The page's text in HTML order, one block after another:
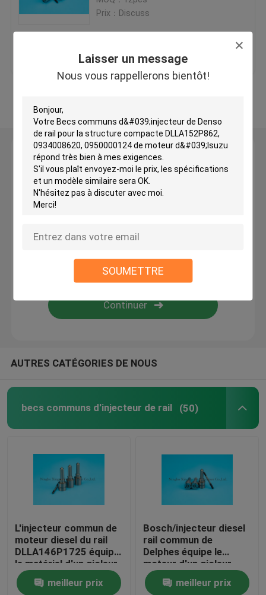
Laisser un message
Nous vous rappellerons bientôt!
SOUMETTRE
Becs d'injecteur de Delphes
Becs d'injecteur de Zexel
becs diesel d'injecteur
Bec d'injecteur de carburant
injecteur commun de rail
Prix：Discuss
Laisser un message
Nous vous rappellerons bientôt!
AUTRES CATÉGORIES DE NOUS
becs communs d'injecteur de rail (50)
L'injecteur commun de
moteur diesel du rail
DLLA146P1725 équipe
le matériel d'un gicleur
en acier à grande
vitesse meilleur prix
Bosch/injecteur diesel
rail commun de
Delphes équipe le
moteur d'un gicleur
assorti JMC4JB1
meilleur prix